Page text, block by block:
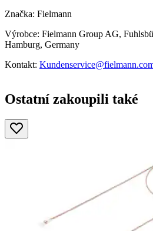
Značka: Fielmann
Výrobce: Fielmann Group AG,
Hamburg, Germany
Kontakt:
Ostatní zakoupili také